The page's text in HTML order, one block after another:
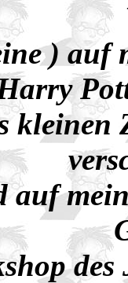
) auf
kleinen
auf